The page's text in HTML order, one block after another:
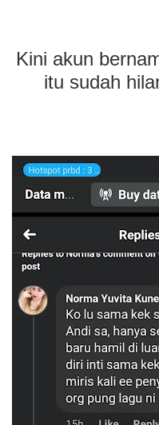
Kini akun
itu sudah